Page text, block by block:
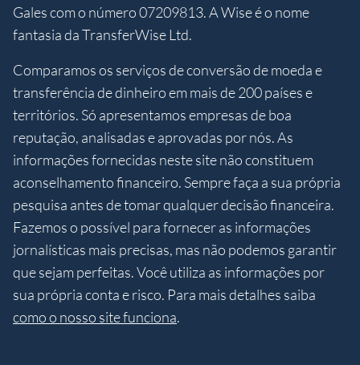
Gales com o número 07209813. A Wise é o nome
fantasia da TransferWise Ltd.
Comparamos os serviços de conversão de moeda e
transferência de dinheiro em mais de 200 países e
territórios. Só apresentamos empresas de boa
reputação, analisadas e aprovadas por nós. As
informações fornecidas neste site não constituem
aconselhamento financeiro. Sempre faça a sua própria
pesquisa antes de tomar qualquer decisão financeira.
Fazemos o possível para fornecer as informações
jornalísticas mais precisas, mas não podemos garantir
que sejam perfeitas. Você utiliza as informações por
sua própria conta e risco. Para mais detalhes saiba
como o nosso site funciona.